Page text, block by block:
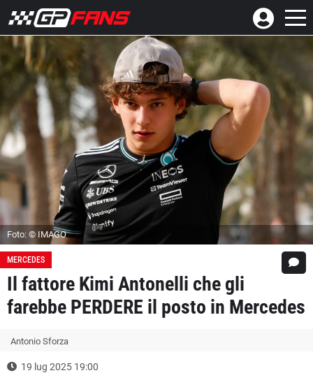
Foto: © IMAGO
MERCEDES
Il fattore Kimi Antonelli che gli
farebbe PERDERE il posto in Mercedes
Antonio Sforza
19 lug 2025 19:00